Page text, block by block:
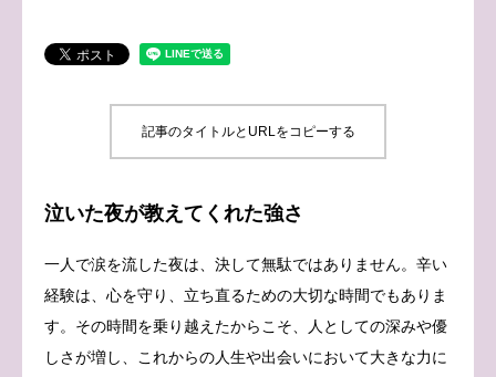
記事のタイトルとURLをコピーする
泣いた夜が教えてくれた強さ
一人で涙を流した夜は、決して無駄ではありません。辛い
経験は、心を守り、立ち直るための大切な時間でもありま
す。その時間を乗り越えたからこそ、人としての深みや優
しさが増し、これからの人生や出会いにおいて大きな力に